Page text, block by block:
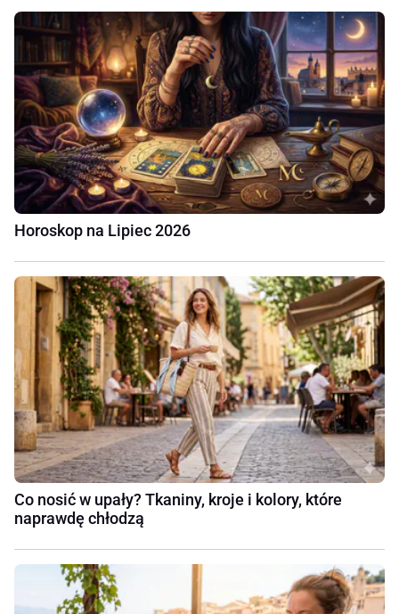
Horoskop na Lipiec 2026
Co nosić w upały? Tkaniny, kroje i kolory, które
naprawdę chłodzą